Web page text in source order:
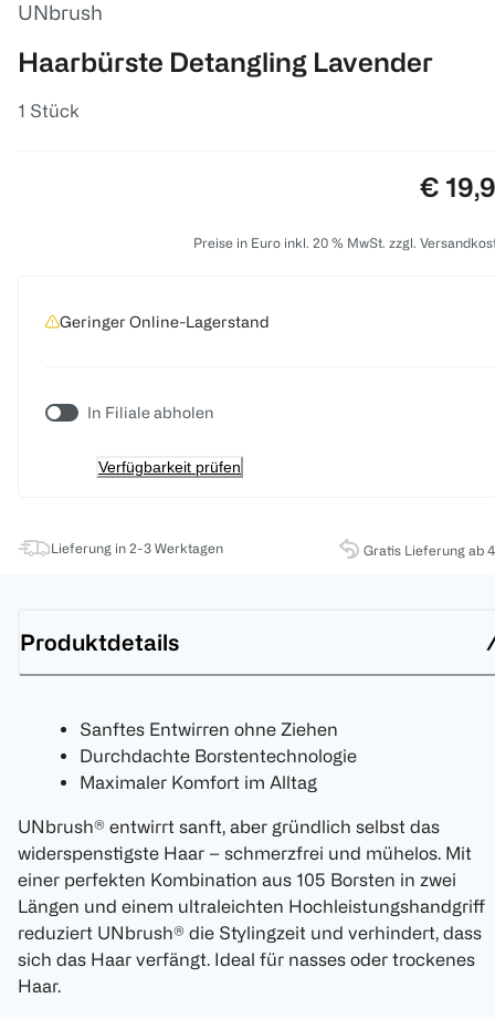
UNbrush
Haarbürste Detangling Lavender
1 Stück
Preis:
€
Preise in Euro inkl. 20 % MwSt. zzgl.
Geringer Online-Lagerstand
In Filiale abholen
Verfügbarkeit prüfen
Lieferung in 2-3 Werktagen Gratis Lieferung ab
Produktdetails
Sanftes Entwirren ohne Ziehen
Durchdachte Borstentechnologie
Maximaler Komfort im Alltag
UNbrush® entwirrt sanft, aber gründlich selbst das
widerspenstigste Haar – schmerzfrei und mühelos. Mit
einer perfekten Kombination aus 105 Borsten in zwei
Längen und einem ultraleichten Hochleistungshandgriff
reduziert UNbrush® die Stylingzeit und verhindert, dass
sich das Haar verfängt. Ideal für nasses oder trockenes
Haar.